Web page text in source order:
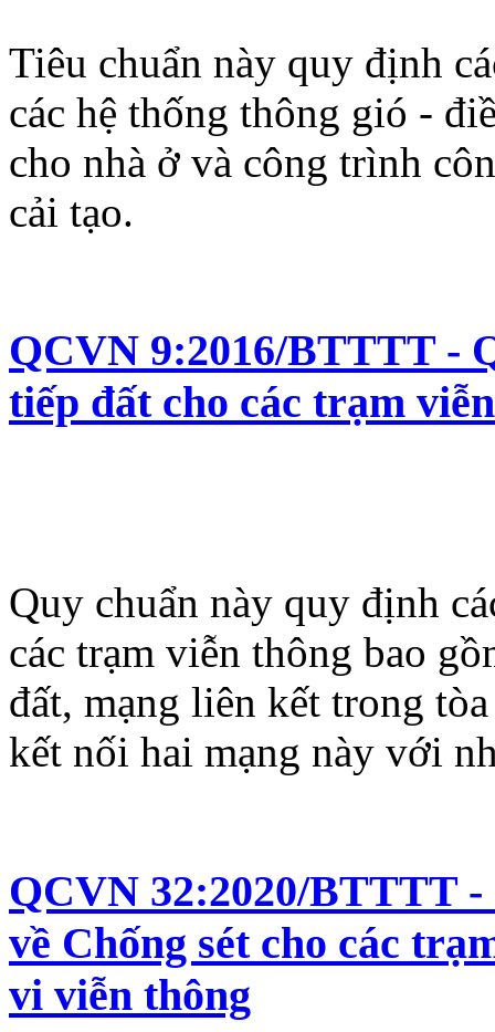
Tiêu chuẩn này quy định
các hệ thống thông gió -
cho nhà ở và công trình
cải tạo.
QCVN 9:2016/BTTTT -
tiếp đất cho các trạm
Quy chuẩn này quy định
các trạm viễn thông bao
đất, mạng liên kết trong
kết nối hai mạng này với
QCVN 32:2020/BTTTT
về Chống sét cho các
vi viễn thông